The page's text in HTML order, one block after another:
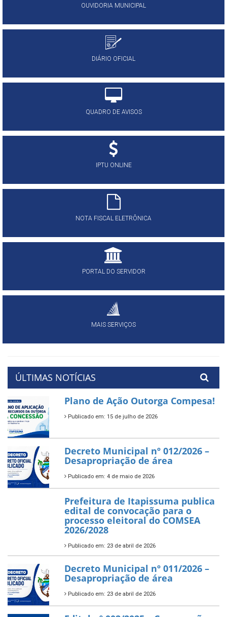
OUVIDORIA MUNICIPAL
DIÁRIO OFICIAL
QUADRO DE AVISOS
IPTU ONLINE
NOTA FISCAL ELETRÔNICA
PORTAL DO SERVIDOR
MAIS SERVIÇOS
ÚLTIMAS NOTÍCIAS
Plano de Ação Outorga Compesa!
Publicado em: 15 de julho de 2026
Decreto Municipal nº 012/2026 –
Desapropriação de área
Publicado em: 4 de maio de 2026
Prefeitura de Itapissuma publica
edital de convocação para o
processo eleitoral do COMSEA
2026/2028
Publicado em: 23 de abril de 2026
Decreto Municipal nº 011/2026 –
Desapropriação de área
Publicado em: 23 de abril de 2026